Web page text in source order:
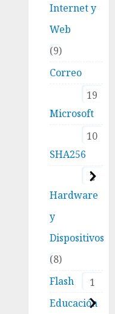
Internet y
Web
9
Correo
19
Microsoft
10
SHA256
2
Hardware
y
Dispositivos
8
Flash
1
Educación